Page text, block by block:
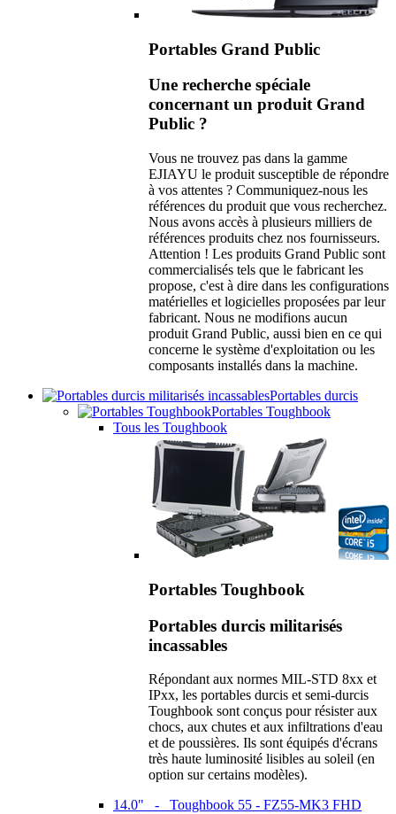
Portables Grand Public
Une recherche spéciale
concernant un produit Grand
Public ?
Vous ne trouvez pas dans la gamme
EJIAYU le produit susceptible de répondre
à vos attentes ? Communiquez-nous les
références du produit que vous recherchez.
Nous avons accès à plusieurs milliers de
références produits chez nos fournisseurs.
Attention ! Les produits Grand Public sont
commercialisés tels que le fabricant les
propose, c'est à dire dans les configurations
matérielles et logicielles proposées par leur
fabricant. Nous ne modifions aucun
produit Grand Public, aussi bien en ce qui
concerne le système d'exploitation ou les
composants installés dans la machine.
Portables durcis
Portables Toughbook
Tous les Toughbook
Portables Toughbook
Portables durcis militarisés
incassables
Répondant aux normes MIL-STD 8xx et
IPxx, les portables durcis et semi-durcis
Toughbook sont conçus pour résister aux
chocs, aux chutes et aux infiltrations d'eau
et de poussières. Ils sont équipés d'écrans
très haute luminosité lisibles au soleil (en
option sur certains modèles).
14.0" - Toughbook 55 - FZ55-MK3 FHD